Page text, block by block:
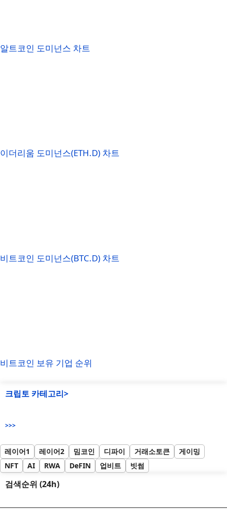
알트코인 도미넌스 차트
이더리움 도미넌스(ETH.D) 차트
비트코인 도미넌스(BTC.D) 차트
비트코인 보유 기업 순위
크립토 카테고리>
>>>
레이어1 레이어2 밈코인 디파이 거래소토큰
게이밍
NFT
AI RWA DeFIN 업비트 빗썸
검색순위 (24h)